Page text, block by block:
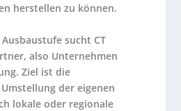
herstellen zu können.
sucht CT
also Unternehmen
Ziel ist die
der eigenen
lokale oder regionale